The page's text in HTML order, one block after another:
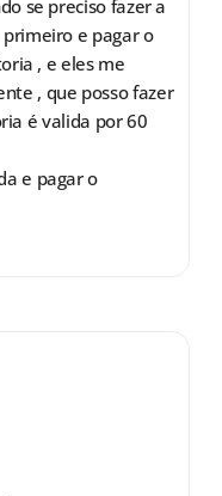
se preciso fazer a
e pagar o
, e eles me
, que posso fazer
é valida por 60
e pagar o